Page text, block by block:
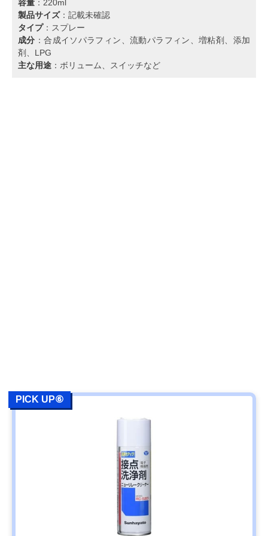
容量 ：220ml
製品サイズ：記載未確認
タイプ：スプレー
成分 ：合成イソパラフィン、流動パラフィン、増粘剤、添加
剤、LPG
主な用途 ：ボリューム、スイッチなど
PICK UP⑥